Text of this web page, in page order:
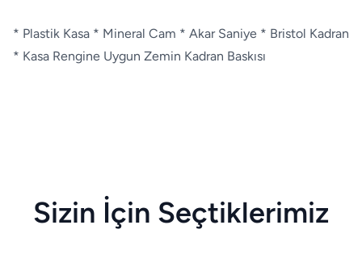
* Plastik Kasa * Mineral Cam * Akar Saniye * Bristol Kadran
* Kasa Rengine Uygun Zemin Kadran Baskısı
Sizin İçin Seçtiklerimiz